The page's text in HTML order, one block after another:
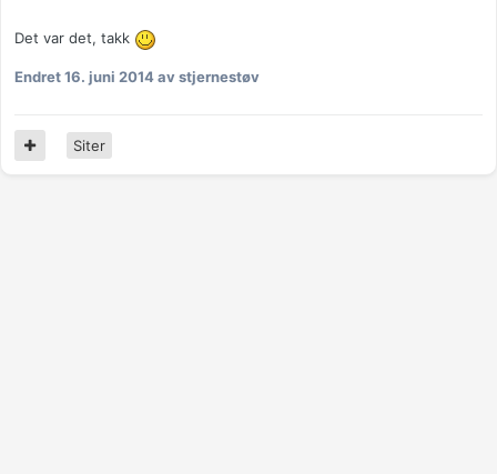
Det var det, takk
Endret16. juni 2014av stjernestøv
Siter